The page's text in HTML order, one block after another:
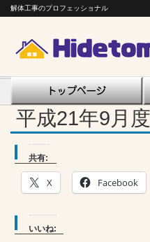
解体工事のプロフェッショナル
平成21年9月
共有:
X Facebook
いいね: